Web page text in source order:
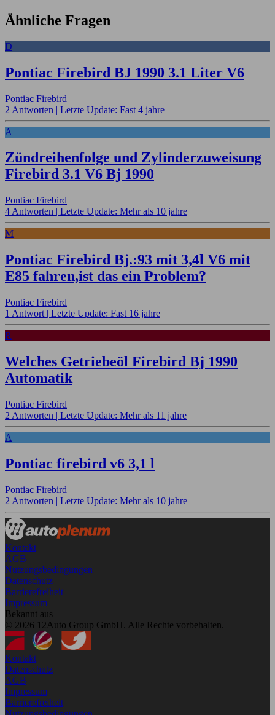
Ähnliche Fragen
D
Pontiac Firebird BJ 1990 3.1 Liter V6
Pontiac Firebird
2 Antworten | Letzte Update: Fast 4 jahre
A
Zündreihenfolge und Zylinderzuweisung
Firebird 3.1 V6 Bj 1990
Pontiac Firebird
4 Antworten | Letzte Update: Mehr als 10 jahre
M
Pontiac Firebird Bj.:93 mit 3,4l V6 mit
E85 fahren,ist das ein Problem?
Pontiac Firebird
1 Antwort | Letzte Update: Fast 16 jahre
R
Welches Getriebeöl Firebird Bj 1990
Automatik
Pontiac Firebird
2 Antworten | Letzte Update: Mehr als 11 jahre
A
Pontiac firebird v6 3,1 l
Pontiac Firebird
2 Antworten | Letzte Update: Mehr als 10 jahre
Kontakt
AGB
Nutzungsbedingungen
Datenschutz
Barrierefreiheit
Impressum
Bekannt aus
© 2026 12Auto Group GmbH. Alle Rechte vorbehalten.
Kontakt
Datenschutz
AGB
Impressum
Barrierefreiheit